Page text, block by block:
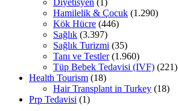
Hamilelik & Çocuk (1.290)
Kök Hücre (446)
Sağlık (3.397)
Sağlık Turizmi (35)
Tanı ve Testler(1.960)
Tüp Bebek Tedavisi (IVF) (221)
Health Tourism (18)
Hair Transplant in Turkey (18)
Prp Tedavisi (1)